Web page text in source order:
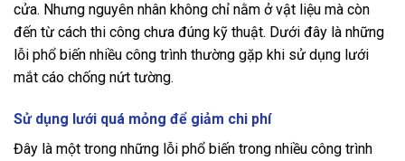
cửa. Nhưng nguyên nhân không chỉ nằm ở vật liệu mà còn
đến từ cách thi công chưa đúng kỹ thuật. Dưới đây là những
lỗi phổ biến nhiều công trình thường gặp khi sử dụng lưới
mắt cáo chống nứt tường.
Sử dụng lưới quá mỏng để giảm chi phí
Đây là một trong những lỗi phổ biến trong nhiều công trình